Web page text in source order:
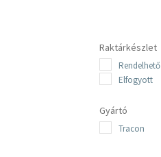
Raktárkészlet
Rendelhető
Elfogyott
Gyártó
Tracon